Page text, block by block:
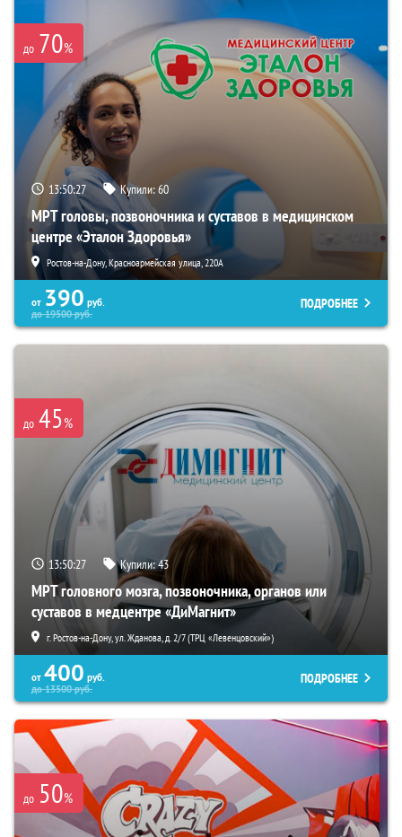
до 70%
13:50:26 Купили:60
МРТ головы, позвоночника и суставов в медицинском
центре «Эталон Здоровья»
Ростов-на-Дону, Красноармейская улица, 220А
от 390 руб.
до19500руб.
ПОДРОБНЕЕ
до 45%
13:50:26 Купили:43
МРТ головного мозга, позвоночника, органов или
суставов в медцентре «ДиМагнит»
г. Ростов-на-Дону, ул. Жданова, д. 2/7 (ТРЦ «Левенцовский»)
от 400 руб.
до13500руб.
ПОДРОБНЕЕ
до 50%